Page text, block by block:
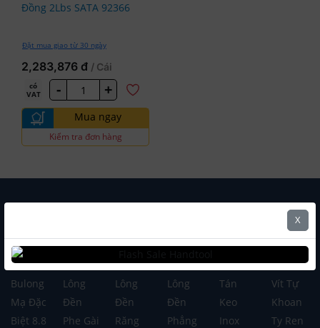
Đồng 2Lbs SATA 92366
Đặt mua giao từ 30 ngày
2,283,876 đ / Cái
có
VAT
- +
Mua ngay
Kiểm tra đơn hàng
Mua Hàng Theo Thương Hiệu
Bulong
Mạ Đặc
Biệt 8.8
Lông
Đền
Phe Gài
Lông
Đền
Răng
Lông
Đền
Phẳng
Tán
Keo
Inox
Vít Tự
Khoan
Ty Ren
X